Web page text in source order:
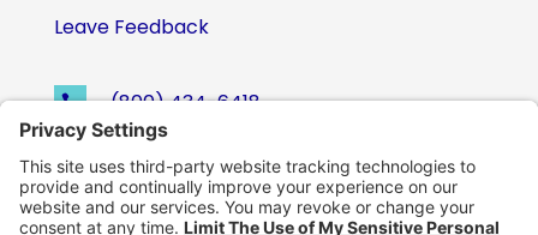
Leave Feedback
 (800) 434-6418
 support@eskillz.com